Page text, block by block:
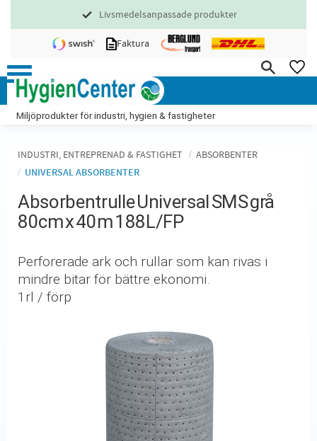
Meny
Livsmedelsanpassade produkter
Faktura
Miljöprodukter för industri, hygien & fastigheter
INDUSTRI, ENTREPRENAD & FASTIGHET
ABSORBENTER
UNIVERSAL ABSORBENTER
Absorbentrulle Universal SMS grå
80cm x 40m 188L/FP
Perforerade ark och rullar som kan rivas i
mindre bitar för bättre ekonomi.
1rl / förp